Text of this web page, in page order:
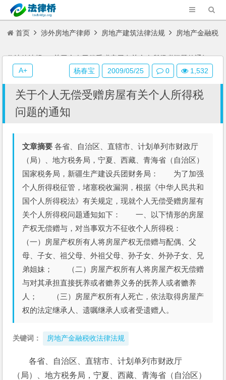
首页 涉外房地产律师 房地产建筑法律法规 房地产金融税
收法律法规 关于个人无偿受赠房屋有关个人所得税问题的通知
关于个人无偿受赠房屋有关个人所得税
问题的通知
文章摘要 各省、自治区、直辖市、计划单列市财政厅
（局）、地方税务局，宁夏、西藏、青海省（自治区）
国家税务局，新疆生产建设兵团财务局： 为了加强
个人所得税征管，堵塞税收漏洞，根据《中华人民共和
国个人所得税法》有关规定，现就个人无偿受赠房屋有
关个人所得税问题通知如下： 一、以下情形的房屋
产权无偿赠与，对当事双方不征收个人所得税：
（一）房屋产权所有人将房屋产权无偿赠与配偶、父
母、子女、祖父母、外祖父母、孙子女、外孙子女、兄
弟姐妹； （二）房屋产权所有人将房屋产权无偿赠
与对其承担直接抚养或者赡养义务的抚养人或者赡养
人； （三）房屋产权所有人死亡，依法取得房屋产
权的法定继承人、遗嘱继承人或者受遗赠人。
关键词： 房地产金融税收法律法规
各省、自治区、直辖市、计划单列市财政厅
（局）、地方税务局，宁夏、西藏、青海省（自治区）
杨春宝 2009/05/25 0 1,532
A+